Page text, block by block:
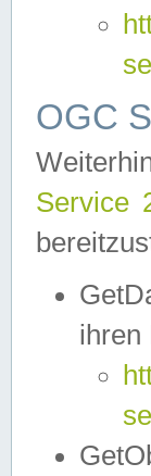
OGC
Service
ihren